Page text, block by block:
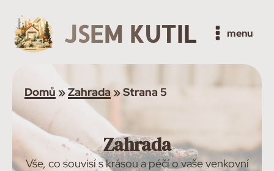
JSEM KUTIL menu
Domů »Zahrada»Strana 5
Zahrada
Vše, co souvisí s krásou a péčí o vaše venkovní